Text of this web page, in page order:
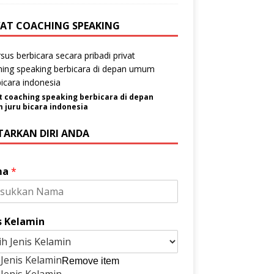
COACHING SPEAKING
coaching speaking berbicara di depan
juru bicara indonesia
DIRI ANDA
*
Kelamin
KelaminRemove item